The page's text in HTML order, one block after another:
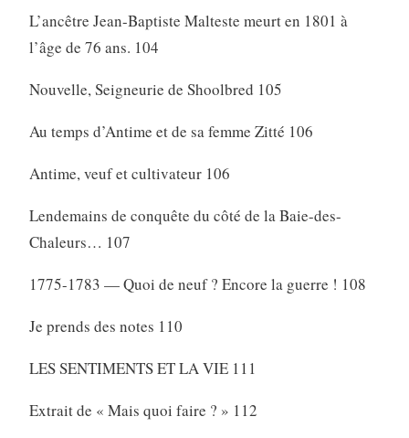
L’ancêtre Jean-Baptiste Malteste meurt en 1801 à
l’âge de 76 ans. 104
Nouvelle, Seigneurie de Shoolbred 105
Au temps d’Antime et de sa femme Zitté 106
Antime, veuf et cultivateur 106
Lendemains de conquête du côté de la Baie-des-
Chaleurs… 107
1775-1783 — Quoi de neuf ? Encore la guerre ! 108
Je prends des notes 110
LES SENTIMENTS ET LA VIE 111
Extrait de « Mais quoi faire ? » 112